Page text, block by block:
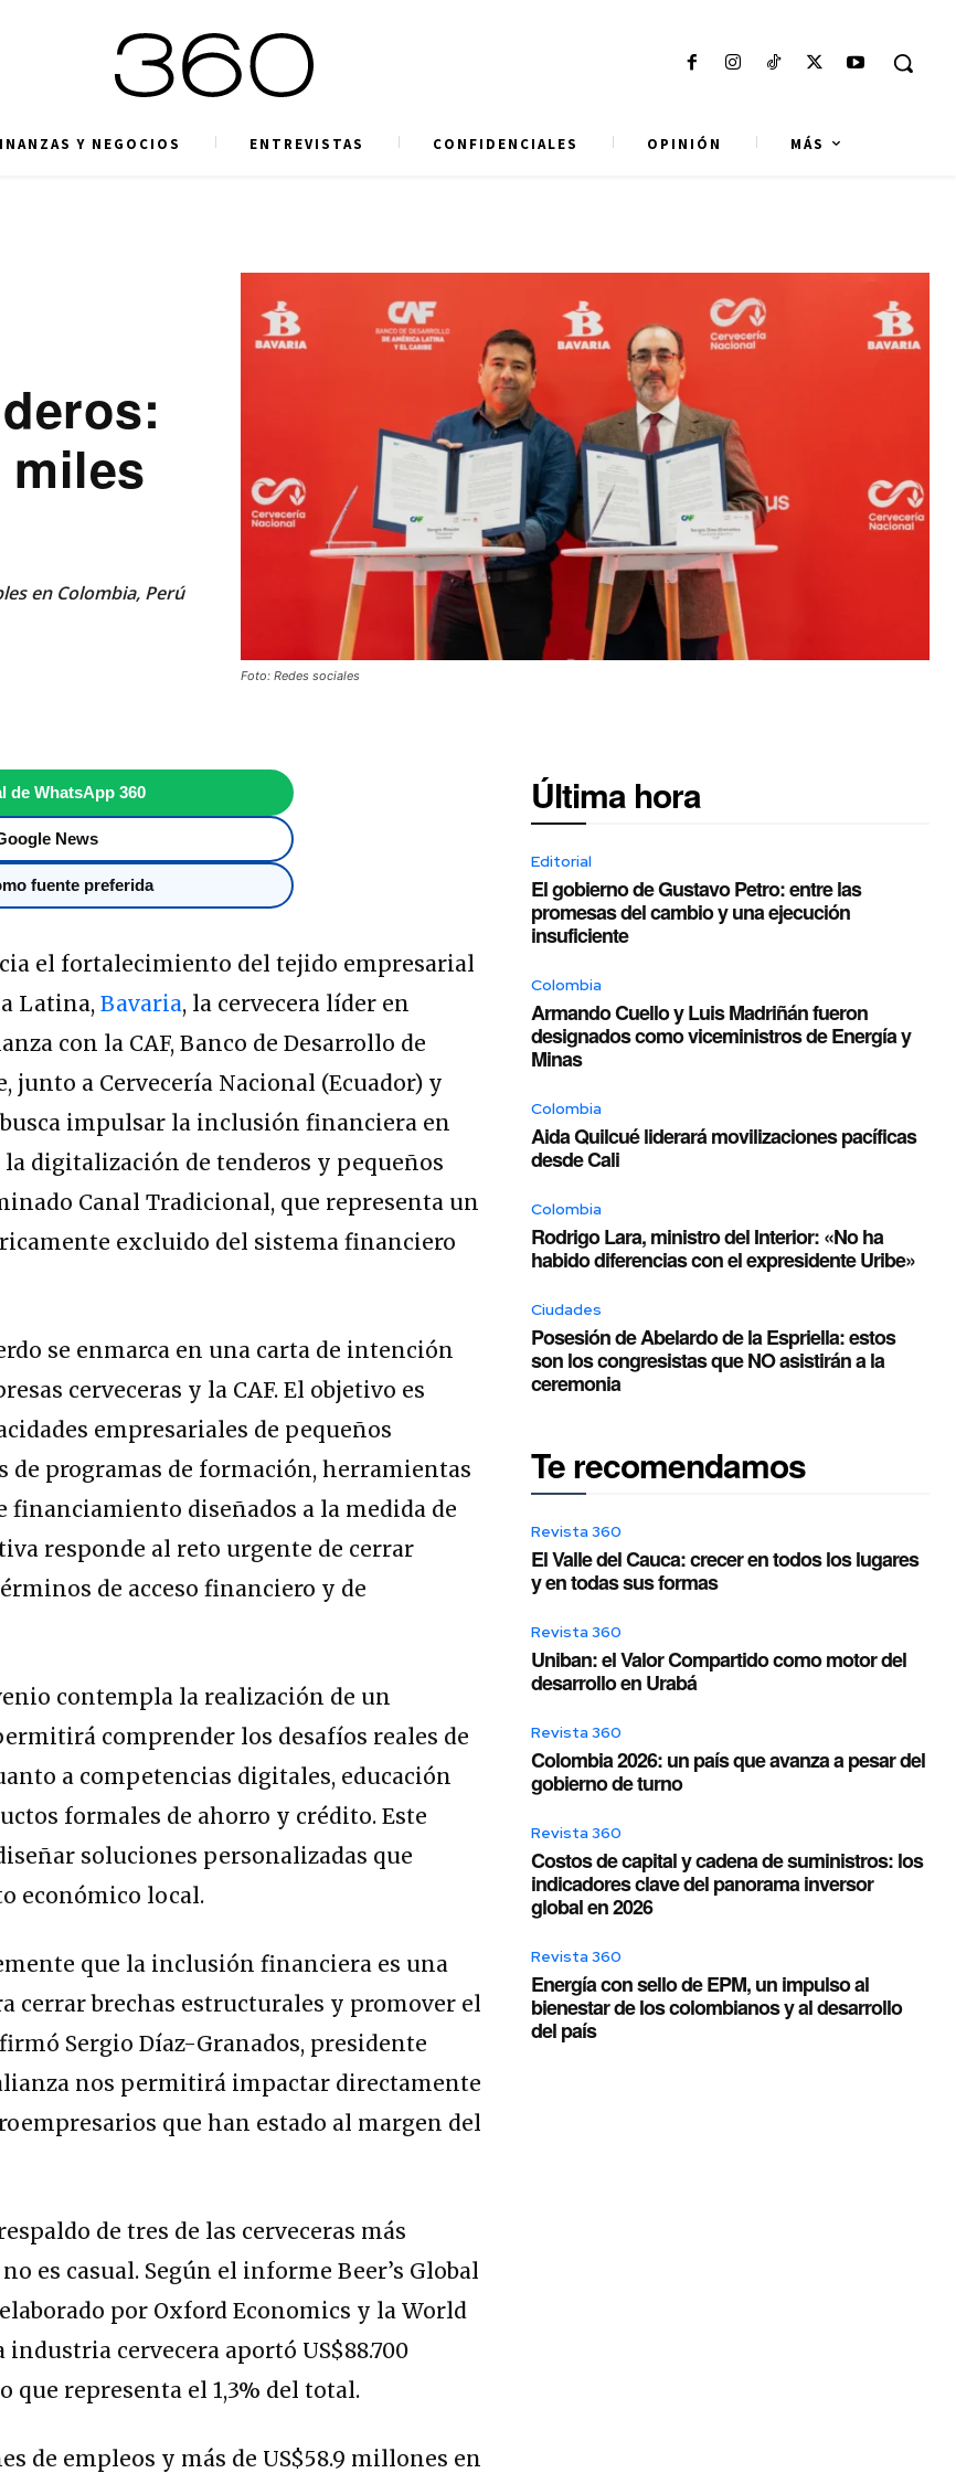
Y NEGOCIOS ENTREVISTAS CONFIDENCIALES OPINIÓN MÁS
en Colombia, Perú
Foto: Redes sociales
de WhatsApp 360
News
fuente preferida
el fortalecimiento del tejido empresarial
Latina,Bavaria, la cervecera líder en
con la CAF, Banco de Desarrollo de
junto a Cervecería Nacional (Ecuador) y
impulsar la inclusión financiera en
digitalización de tenderos y pequeños
Canal Tradicional, que representa un
excluido del sistema financiero
se enmarca en una carta de intención
cerveceras y la CAF. El objetivo es
empresariales de pequeños
de programas de formación, herramientas
financiamiento diseñados a la medida de
responde al reto urgente de cerrar
de acceso financiero y de
contempla la realización de un
comprender los desafíos reales de
a competencias digitales, educación
formales de ahorro y crédito. Este
soluciones personalizadas que
económico local.
que la inclusión financiera es una
cerrar brechas estructurales y promover el
Sergio Díaz-Granados, presidente
alianza nos permitirá impactar directamente
que han estado al margen del
de tres de las cerveceras más
es casual. Según el informe Beer’s Global
por Oxford Economics y la World
cervecera aportó US$88.700
que representa el 1,3% del total.
de empleos y más de US$58.9 millones en
Última hora
Editorial
El gobierno de Gustavo Petro: entre las
promesas del cambio y una ejecución
insuficiente
Colombia
Armando Cuello y Luis Madriñán fueron
designados como viceministros de Energía y
Minas
Colombia
Aida Quilcué liderará movilizaciones pacíficas
desde Cali
Colombia
Rodrigo Lara, ministro del Interior: «No ha
habido diferencias con el expresidente Uribe»
Ciudades
Posesión de Abelardo de la Espriella: estos
son los congresistas que NO asistirán a la
ceremonia
Te recomendamos
Revista 360
El Valle del Cauca: crecer en todos los lugares
y en todas sus formas
Revista 360
Uniban: el Valor Compartido como motor del
desarrollo en Urabá
Revista 360
Colombia 2026: un país que avanza a pesar del
gobierno de turno
Revista 360
Costos de capital y cadena de suministros: los
indicadores clave del panorama inversor
global en 2026
Revista 360
Energía con sello de EPM, un impulso al
bienestar de los colombianos y al desarrollo
del país